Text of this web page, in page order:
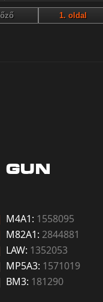
GUN
M4A1: 1558095
M82A1: 2844881
LAW: 1352053
MP5A3: 1571019
BM3: 181290